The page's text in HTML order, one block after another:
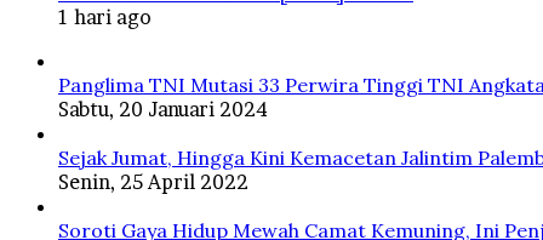
1 hari ago
Panglima TNI Mutasi 33 Perwira Tinggi TNI
Sabtu, 20 Januari 2024
Sejak Jumat, Hingga Kini Kemacetan Jalintim
Senin, 25 April 2022
Soroti Gaya Hidup Mewah Camat Kemuning, Ini